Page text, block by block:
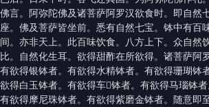
佛言。阿弥陀佛及诸菩萨阿罗汉欲食时。即自然
座。佛及菩萨皆坐前。悉有自然七宝。钵中有百
间。亦非天上。此百味饮食。八方上下。众自然
比。自然化生耳。欲得甜酢在所欲得。诸菩萨阿
有欲得银钵者。有欲得水精钵者。有欲得珊瑚钵
欲得白玉钵者。有欲得车𤦲钵者。有欲得马瑙钵者
有欲得摩尼珠钵者。有欲得紫磨金钵者。随意即